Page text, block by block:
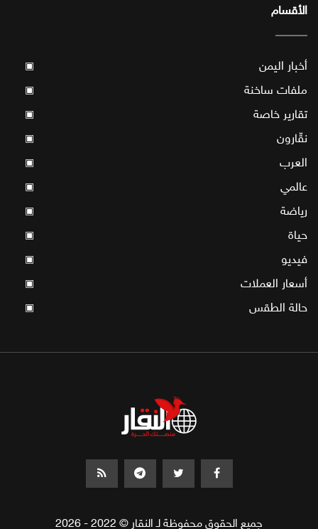
الأقسام
أخبار اليمن ▣
ملفات ساخنة ▣
تقارير خاصة ▣
نقّارون ▣
العرب ▣
عالمي ▣
رياضة ▣
حياة ▣
فيديو ▣
أسعار العملات ▣
حالة الطقس ▣
جميع الحقوق محفوظة لـ النقار © 2022 - 2026